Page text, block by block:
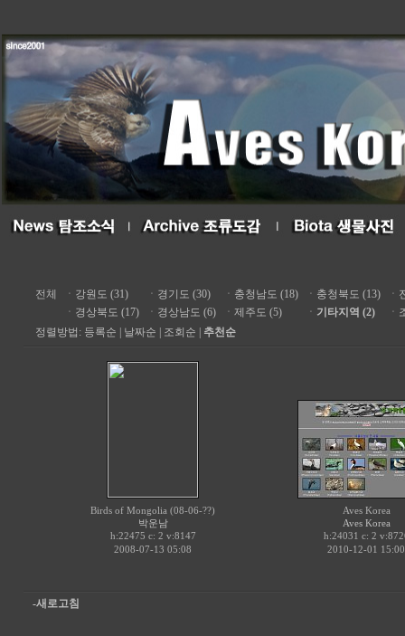
전체 ㆍ 강원도 (31) ㆍ 경기도 (30) ㆍ 충청남도 (18) ㆍ 충청북도 (13) ㆍ
ㆍ 경상북도 (17) ㆍ 경상남도 (6) ㆍ 제주도 (5) ㆍ 기타지역 (2) ㆍ
정렬방법: 등록순 날짜순 조회순 추천순
Birds of Mongolia (08-06-??)
박운남
h:22475 c: 2 v:8147
2008-07-13 05:08
Aves Korea
Aves Korea
h:24031 c: 2
2010-12-01 15:00
-새로고침